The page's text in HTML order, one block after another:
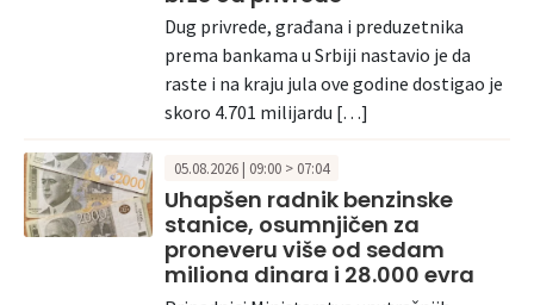
Dug privrede, građana i preduzetnika
prema bankama u Srbiji nastavio je da
raste i na kraju jula ove godine dostigao je
skoro 4.701 milijardu […]
05.08.2026 | 09:00 > 07:04
Uhapšen radnik benzinske
stanice, osumnjičen za
proneveru više od sedam
miliona dinara i 28.000 evra